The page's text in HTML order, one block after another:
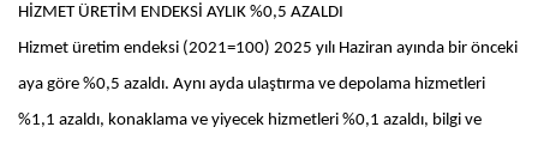
HİZMET ÜRETİM ENDEKSİ AYLIK %0,5 AZALDI
Hizmet üretim endeksi (2021=100) 2025 yılı Haziran ayında bir önceki
aya göre %0,5 azaldı. Aynı ayda ulaştırma ve depolama hizmetleri
%1,1 azaldı, konaklama ve yiyecek hizmetleri %0,1 azaldı, bilgi ve